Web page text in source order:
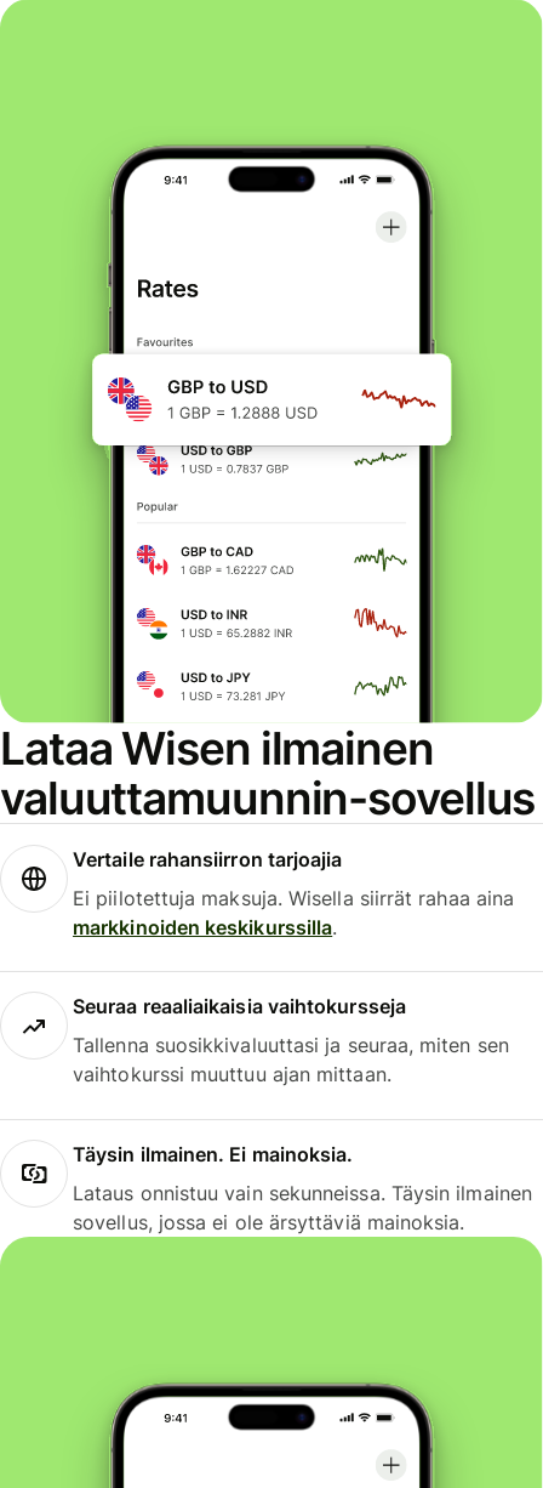
Lataa Wisen ilmainen
valuuttamuunnin-sovellus
Vertaile rahansiirron tarjoajia
Ei piilotettuja maksuja. Wisella siirrät rahaa aina
markkinoiden keskikurssilla.
Seuraa reaaliaikaisia vaihtokursseja
Tallenna suosikkivaluuttasi ja seuraa, miten sen
vaihtokurssi muuttuu ajan mittaan.
Täysin ilmainen. Ei mainoksia.
Lataus onnistuu vain sekunneissa. Täysin ilmainen
sovellus, jossa ei ole ärsyttäviä mainoksia.